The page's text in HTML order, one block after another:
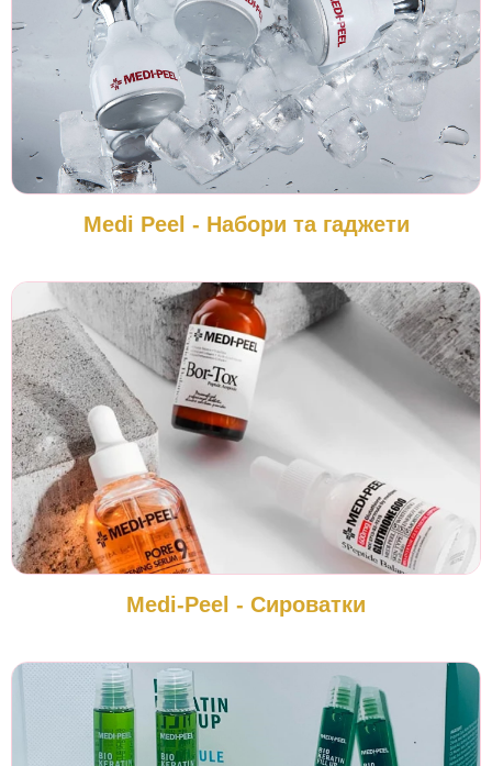
Medi Peel - Набори та гаджети
Medi-Peel - Сироватки